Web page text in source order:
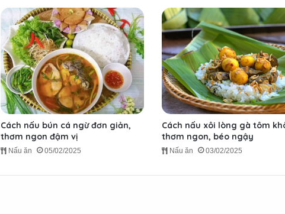
Cách nấu bún cá ngừ đơn giản,
thơm ngon đậm vị
Nấu ăn 05/02/2025
Cách nấu xôi lòng gà tôm
thơm ngon, béo ngậy
Nấu ăn 03/02/2025